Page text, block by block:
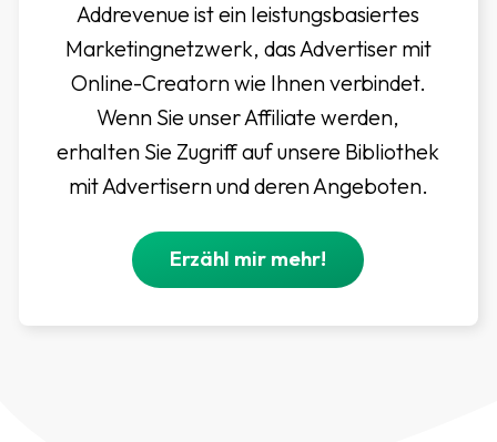
Addrevenue ist ein leistungsbasiertes
Marketingnetzwerk, das Advertiser mit
Online-Creatorn wie Ihnen verbindet.
Wenn Sie unser Affiliate werden,
erhalten Sie Zugriff auf unsere Bibliothek
mit Advertisern und deren Angeboten.
Erzähl mir mehr!